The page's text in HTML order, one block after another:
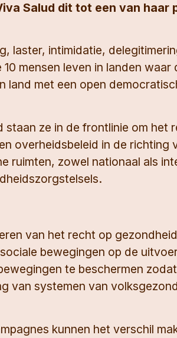
Salud dit tot een van haar
laster, intimidatie,
10 mensen leven in landen waar
land met een open
ze in de frontlinie om het
overheidsbeleid in de richting
ruimten, zowel nationaal als
van het recht op
bewegingen op de
te beschermen
van systemen van
kunnen het verschil